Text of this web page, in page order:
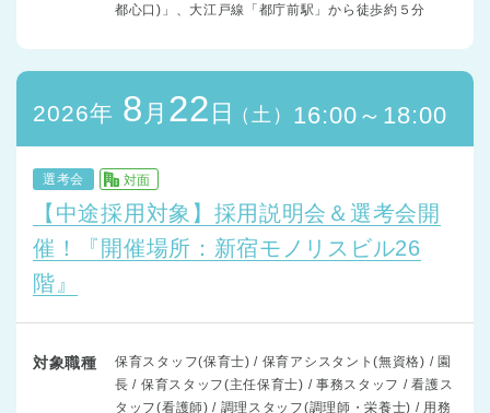
都心口)」、大江戸線「都庁前駅」から徒歩約５分
2026年 8 月 22 日 （土） 16:00～18:00
選考会 対面
【中途採用対象】採用説明会＆選考会開
催！『開催場所：新宿モノリスビル26
階』
対象職種
保育スタッフ(保育士) / 保育アシスタント(無資格) / 園
長 / 保育スタッフ(主任保育士) / 事務スタッフ / 看護ス
タッフ(看護師) / 調理スタッフ(調理師・栄養士) / 用務